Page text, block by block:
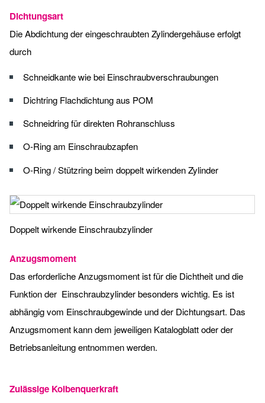
Dichtungsart
Die Abdichtung der eingeschraubten Zylindergehäuse erfolgt
durch
Schneidkante wie bei Einschraubverschraubungen
Dichtring Flachdichtung aus POM
Schneidring für direkten Rohranschluss
O-Ring am Einschraubzapfen
O-Ring / Stützring beim doppelt wirkenden Zylinder
Doppelt wirkende Einschraubzylinder
Anzugsmoment
Das erforderliche Anzugsmoment ist für die Dichtheit und die
Funktion der Einschraubzylinder besonders wichtig. Es ist
abhängig vom Einschraubgewinde und der Dichtungsart. Das
Anzugsmoment kann dem jeweiligen Katalogblatt oder der
Betriebsanleitung entnommen werden.
Zulässige Kolbenquerkraft